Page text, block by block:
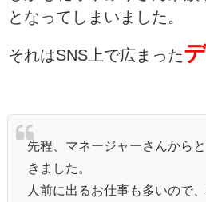
となってしまいました。
それはSNS上で広まった
先程、マネージャーさんから
きました。
人前に出るお仕事も多いので